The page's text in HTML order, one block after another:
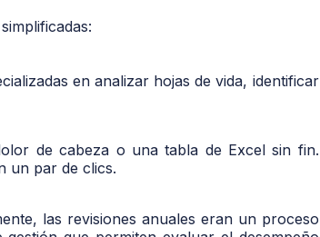
en analizar hojas de vida, identificar
de cabeza o una tabla de Excel sin fin.
un par de clics.
las revisiones anuales eran un proceso